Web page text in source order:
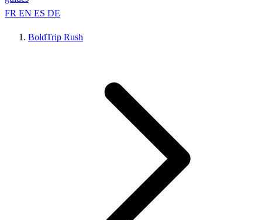
FR EN ES DE
BoldTrip Rush